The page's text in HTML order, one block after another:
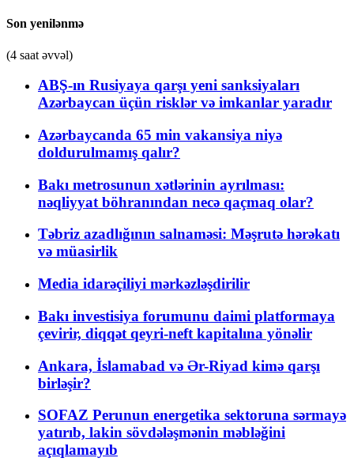
Son yenilənmə
(4 saat əvvəl)
ABŞ-ın Rusiyaya qarşı yeni sanksiyaları
Azərbaycan üçün risklər və imkanlar yaradır
Azərbaycanda 65 min vakansiya niyə
doldurulmamış qalır?
Bakı metrosunun xətlərinin ayrılması:
nəqliyyat böhranından necə qaçmaq olar?
Təbriz azadlığının salnaməsi: Məşrutə hərəkatı
və müasirlik
Media idarəçiliyi mərkəzləşdirilir
Bakı investisiya forumunu daimi platformaya
çevirir, diqqət qeyri-neft kapitalına yönəlir
Ankara, İslamabad və Ər-Riyad kimə qarşı
birləşir?
SOFAZ Perunun energetika sektoruna sərmayə
yatırıb, lakin sövdələşmənin məbləğini
açıqlamayıb